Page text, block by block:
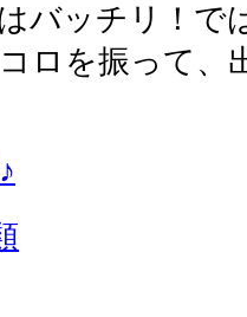
バッチリ！で
ロを振って